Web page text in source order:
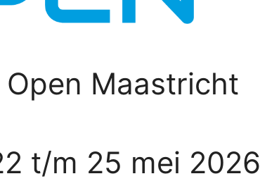
Open Maastricht
t/m 25 mei 2026